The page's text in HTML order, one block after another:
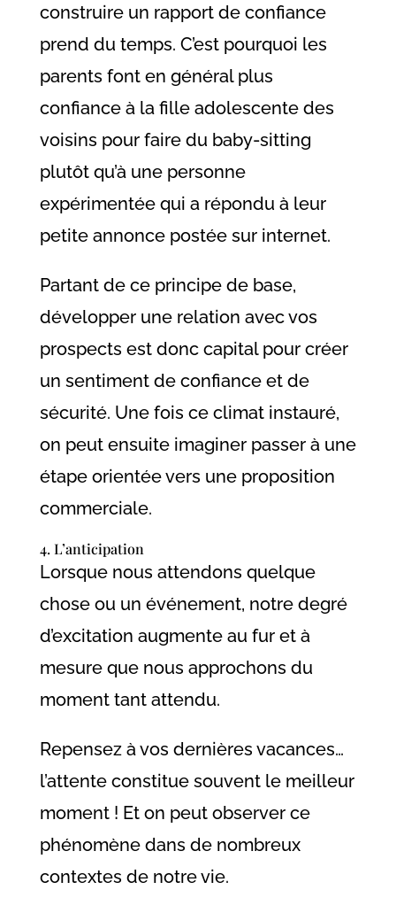
construire un rapport de confiance
prend du temps. C’est pourquoi les
parents font en général plus
confiance à la fille adolescente des
voisins pour faire du baby-sitting
plutôt qu’à une personne
expérimentée qui a répondu à leur
petite annonce postée sur internet.
Partant de ce principe de base,
développer une relation avec vos
prospects est donc capital pour créer
un sentiment de confiance et de
sécurité. Une fois ce climat instauré,
on peut ensuite imaginer passer à une
étape orientée vers une proposition
commerciale.
4. L’anticipation
Lorsque nous attendons quelque
chose ou un événement, notre degré
d’excitation augmente au fur et à
mesure que nous approchons du
moment tant attendu.
Repensez à vos dernières vacances…
l’attente constitue souvent le meilleur
moment ! Et on peut observer ce
phénomène dans de nombreux
contextes de notre vie.